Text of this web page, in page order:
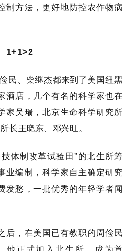
制方法，更好地防控农作物
1+1>2
民、柴继杰都来到了美国纽
酒店，几个有名的科学家也
家吴瑞，北京生命科学研究
长王晓东、邓兴旺。
体制改革试验田”的北生所
业编制，科学家自主确定研
发愁，一批优秀的年轻学者
后，在美国已有教职的周俭
他正式加入北生所，成为